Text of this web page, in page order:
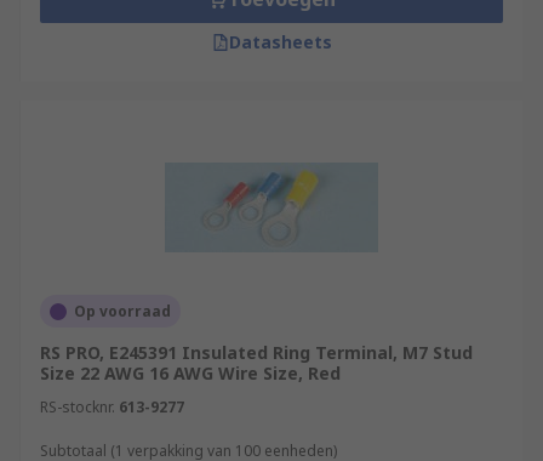
Datasheets
Op voorraad
RS PRO, E245391 Insulated Ring Terminal, M7 Stud
Size 22 AWG 16 AWG Wire Size, Red
RS-stocknr. 613-9277
Subtotaal (1 verpakking van 100 eenheden)